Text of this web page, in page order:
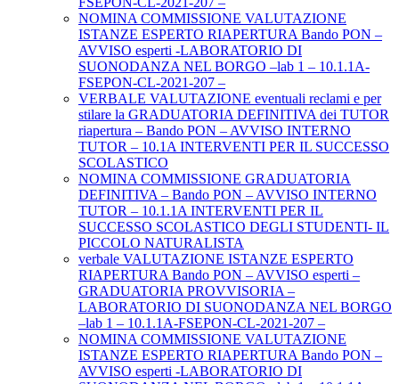
NOMINA COMMISSIONE VALUTAZIONE
ISTANZE ESPERTO RIAPERTURA Bando PON –
AVVISO esperti -LABORATORIO DI
SUONODANZA NEL BORGO –lab 1 – 10.1.1A-
FSEPON-CL-2021-207 –
VERBALE VALUTAZIONE eventuali reclami e per
stilare la GRADUATORIA DEFINITIVA dei TUTOR
riapertura – Bando PON – AVVISO INTERNO
TUTOR – 10.1A INTERVENTI PER IL SUCCESSO
SCOLASTICO
NOMINA COMMISSIONE GRADUATORIA
DEFINITIVA – Bando PON – AVVISO INTERNO
TUTOR – 10.1.1A INTERVENTI PER IL
SUCCESSO SCOLASTICO DEGLI STUDENTI- IL
PICCOLO NATURALISTA
verbale VALUTAZIONE ISTANZE ESPERTO
RIAPERTURA Bando PON – AVVISO esperti –
GRADUATORIA PROVVISORIA –
LABORATORIO DI SUONODANZA NEL BORGO
–lab 1 – 10.1.1A-FSEPON-CL-2021-207 –
NOMINA COMMISSIONE VALUTAZIONE
ISTANZE ESPERTO RIAPERTURA Bando PON –
AVVISO esperti -LABORATORIO DI